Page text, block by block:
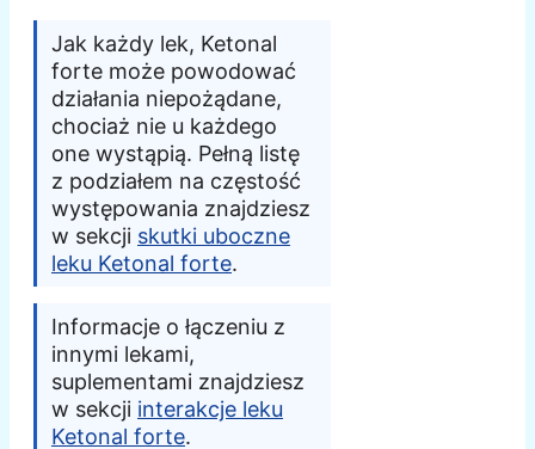
Jak każdy lek, Ketonal
forte może powodować
działania niepożądane,
chociaż nie u każdego
one wystąpią. Pełną listę
z podziałem na częstość
występowania znajdziesz
w sekcji skutki uboczne
leku Ketonal forte.
Informacje o łączeniu z
innymi lekami,
suplementami znajdziesz
w sekcji interakcje leku
Ketonal forte.